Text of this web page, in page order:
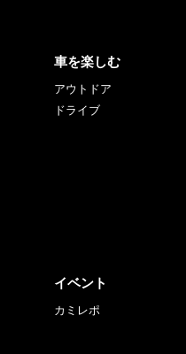
車を楽しむ
アウトドア
ドライブ
イベント
カミレポ